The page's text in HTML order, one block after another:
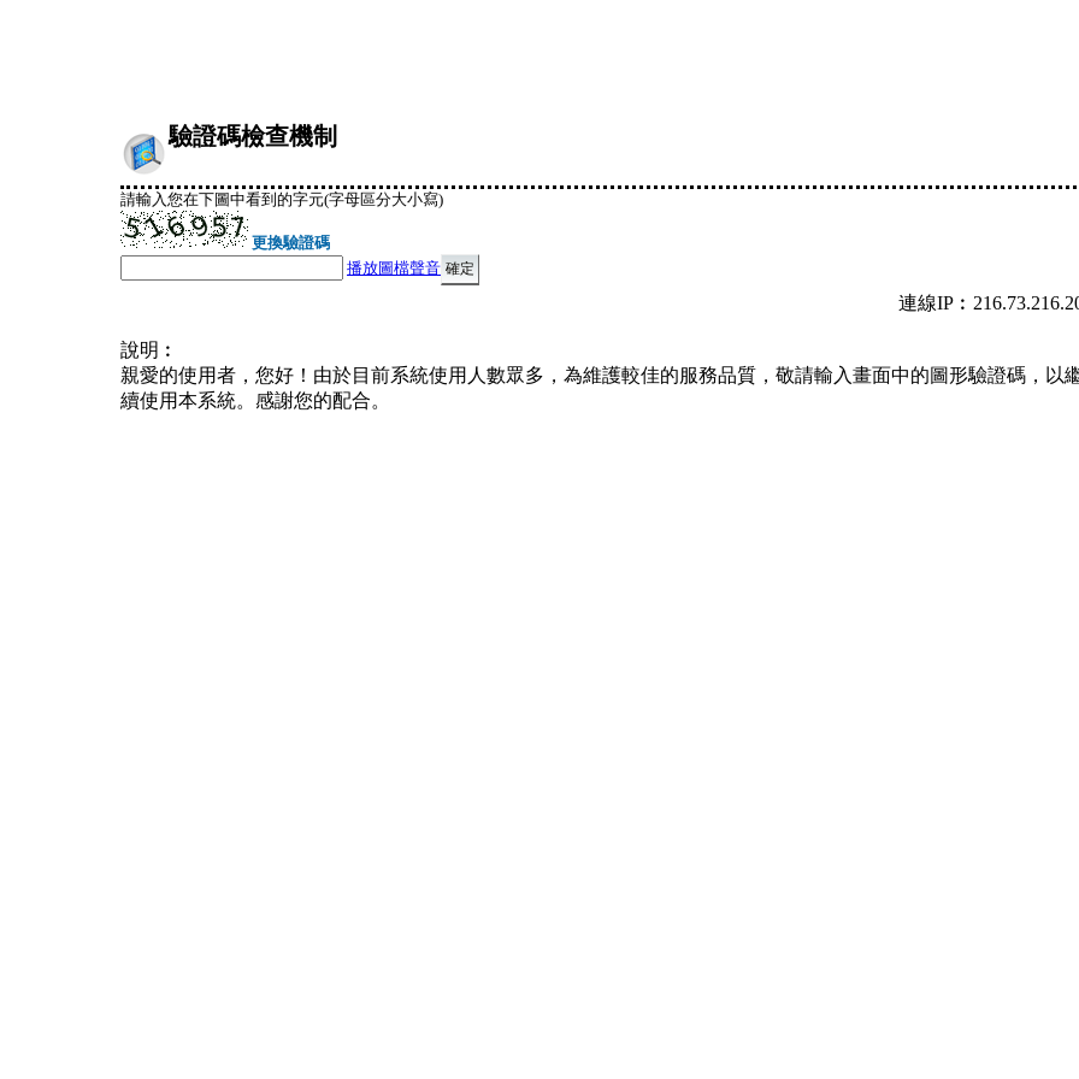
驗證碼檢查機制
請輸入您在下圖中看到的字元(字母區分大小寫)
更換驗證碼
播放圖檔聲音
連線
說明︰
親愛的使用者，您好！由於目前系統使用人數眾多，為維護較佳的服務品質，敬請輸入畫面中的圖形驗證碼，以
續使用本系統。感謝您的配合。